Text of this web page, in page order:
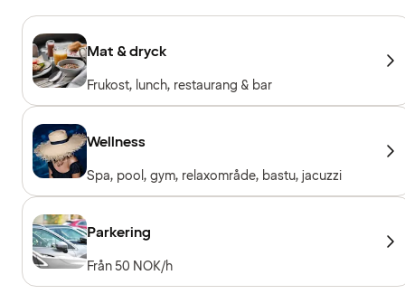
Mat & dryck
Frukost, lunch, restaurang & bar
Wellness
Spa, pool, gym, relaxområde, bastu, jacuzzi
Parkering
Från 50 NOK/h